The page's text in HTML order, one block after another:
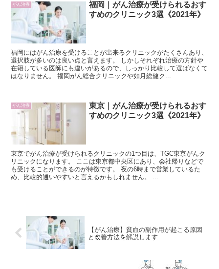
がん治療
福岡｜がん治療が受けられるおす
すめのクリニック3選《2021年》
福岡にはがん治療を受けることが出来るクリニックがたくさんあり、
選択肢が多いのは良い点と言えます。 しかしそれぞれ治療の方針や
在籍している医師にも違いがあるので、しっかり比較して選ばなくて
はなりません。 福岡がん総合クリニックや如月総健ク...
がん治療
東京｜がん治療が受けられるおす
すめのクリニック3選《2021年》
東京でがん治療が受けられるクリニックの1つ目は、TGC東京がんク
リニックになります。 ここは東京都中央区にあり、会社帰りなどで
も受けることができるのが特徴です。 夜の6時まで営業しているた
め、比較的通いやすいと言えるかもしれません。 ...
【がん治療】貧血の副作用が起こる原因
と改善方法を解説します